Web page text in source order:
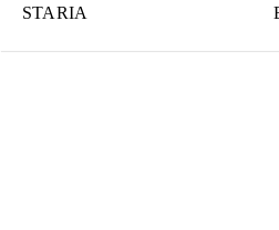
STARIA
STARIA